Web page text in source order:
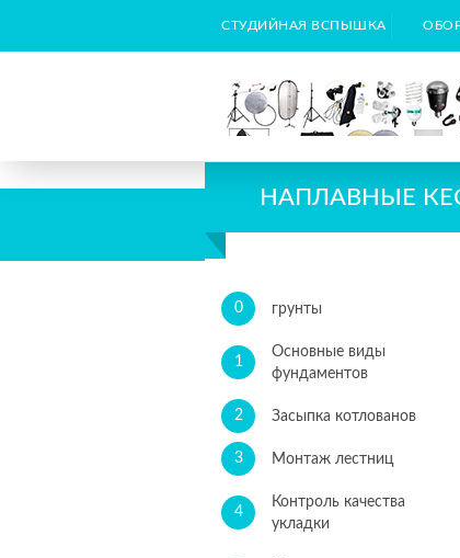
СТУДИЙНАЯ ВСПЫШКА
НАПЛАВНЫЕ
0 грунты
1
Основные виды
фундаментов
2 Засыпка котлованов
3 Монтаж лестниц
4
Контроль качества
укладки